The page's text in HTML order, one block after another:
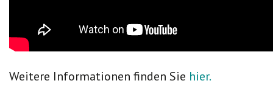
Weitere Informationen finden Sie hier.